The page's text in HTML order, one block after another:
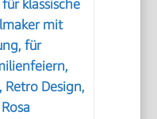
klassische
mit
für
Design,